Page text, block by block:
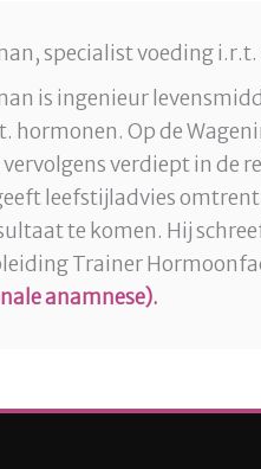
specialist voeding
is ingenieur
hormonen. Op de
verdiept in de
leefstijladvies
te komen. Hij
Trainer
anamnese).